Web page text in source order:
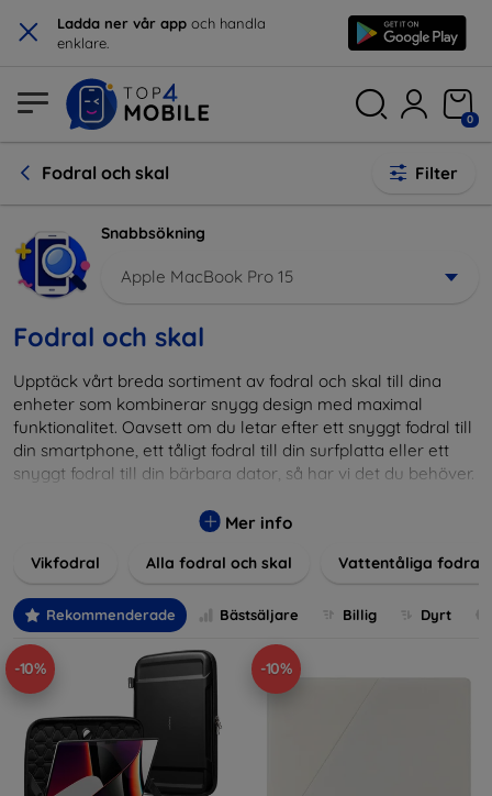
× Ladda ner vår app och handla
enklare.
0
Fodral och skal Filter
Snabbsökning
Apple MacBook Pro 15
Fodral och skal
Upptäck vårt breda sortiment av fodral och skal till dina
enheter som kombinerar snygg design med maximal
funktionalitet. Oavsett om du letar efter ett snyggt fodral till
din smartphone, ett tåligt fodral till din surfplatta eller ett
snyggt fodral till din bärbara dator, så har vi det du behöver.
stötar, samtidigt som de tar hänsyn till användarnas
att hitta rätt tillbehör till din enhet. Våra fodral och skal är
inte bara praktiska utan också moderiktiga, vilket gör dem
till en integrerad del av din vardagsoutfit. För teknikälskare
eller de som bara vill skydda sin investering, vi finns här för
dig.
Mer info
Vikfodral Alla fodral och skal Vattentåliga fodral
Rekommenderade Bästsäljare Billig Dyrt
-10% -10%